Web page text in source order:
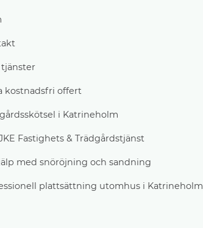
tjänster
kostnadsfri offert
i Katrineholm
Fastighets & Trädgårdstjänst
med snöröjning och sandning
plattsättning utomhus i Katrineholm